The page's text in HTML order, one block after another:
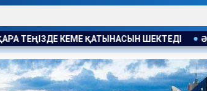
ӘДІЛДІК ПЕН ЖАУАПКЕРШІЛІК ТАРАЗЫСЫ